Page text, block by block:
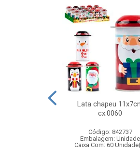
Lata chapeu
cx:0060
Código: 842737
Embalagem: Unidade
Caixa Com: 60